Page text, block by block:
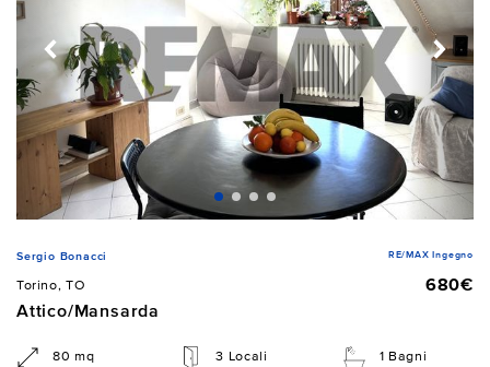
Sergio Bonacci RE/MAX Ingegno
Torino, TO
680€
Attico/Mansarda
80 mq 3 Locali 1 Bagni